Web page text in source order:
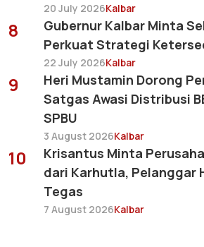
20 July 2026Kalbar
8
Gubernur Kalbar Minta
Perkuat Strategi
22 July 2026Kalbar
9
Heri Mustamin Dorong
Satgas Awasi Distribusi
SPBU
3 August 2026Kalbar
10
Krisantus Minta
dari Karhutla, Pelanggar
Tegas
7 August 2026Kalbar